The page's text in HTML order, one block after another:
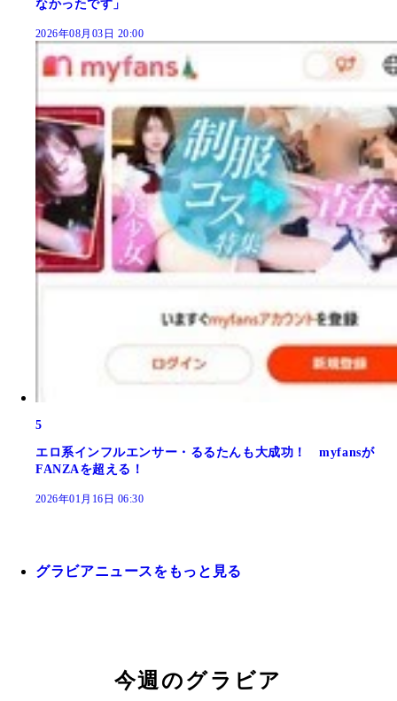
なかったです」
2026年08月03日 20:00
5
エロ系インフルエンサー・るるたんも大成功！ myfansが
FANZAを超える！
2026年01月16日 06:30
グラビアニュースをもっと見る
今週のグラビア